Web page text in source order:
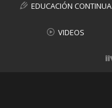
EDUCACIÓN CONTINUA
VIDEOS